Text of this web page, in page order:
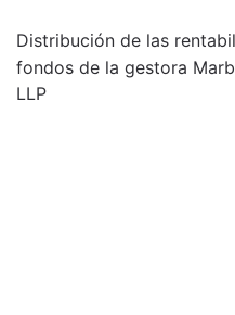
Distribución de las
fondos de la gestora
LLP